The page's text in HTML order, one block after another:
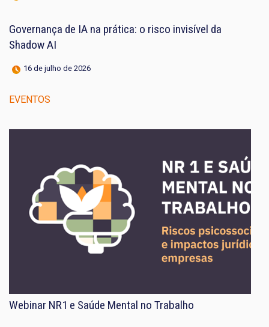
Governança de IA na prática: o risco invisível da
Shadow AI
16 de julho de 2026
EVENTOS
Webinar NR1 e Saúde Mental no Trabalho